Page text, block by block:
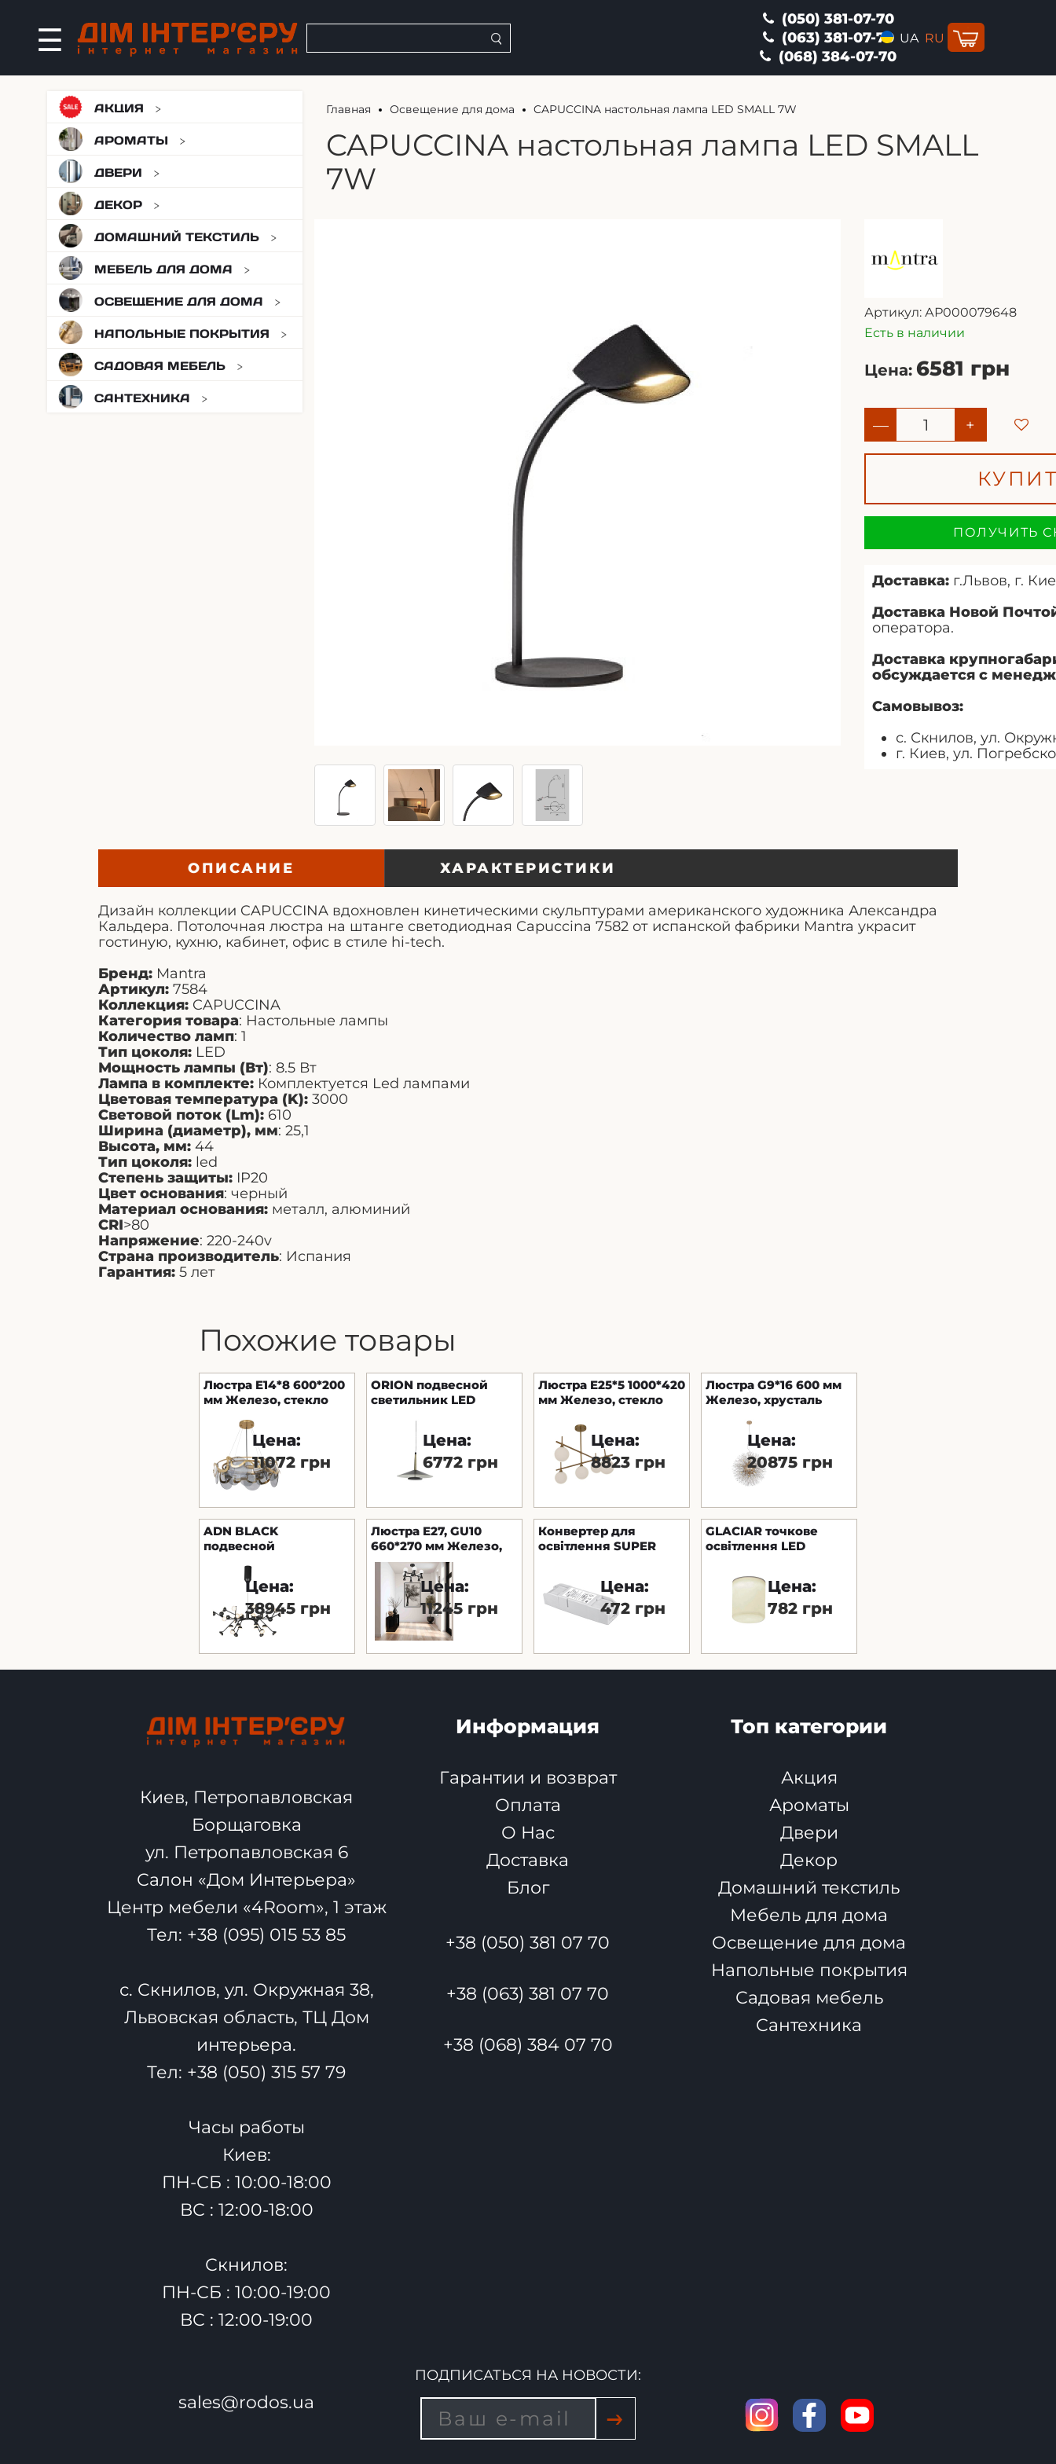
(050) 381-07-70
(063) 381-07-70
(068) 384-07-70
UA RU
АКЦИЯ
АРОМАТЫ
ДВЕРИ
ДЕКОР
ДОМАШНИЙ ТЕКСТИЛЬ
МЕБЕЛЬ ДЛЯ ДОМА
ОСВЕЩЕНИЕ ДЛЯ ДОМА
НАПОЛЬНЫЕ ПОКРЫТИЯ
САДОВАЯ МЕБЕЛЬ
САНТЕХНИКА
Главная Освещение для дома CAPUCCINA настольная лампа LED SMALL 7W
CAPUCCINA настольная лампа LED SMALL
7W
Артикул: АР000079648
Есть в наличии
Цена: 6581 грн
— +
ПОЛУЧИТЬ
Доставка: г.Львов, г.
Доставка Новой
оператора.
Доставка
обсуждается с
Самовывоз:
с. Скнилов, ул.
г. Киев, ул.
ОПИСАНИЕ ХАРАКТЕРИСТИКИ
Дизайн коллекции CAPUCCINA вдохновлен кинетическими скульптурами американского художника Александра
Кальдера. Потолочная люстра на штанге светодиодная Capuccina 7582 от испанской фабрики Mantra украсит
гостиную, кухню, кабинет, офис в стиле hi-tech.
Бренд: Mantra
Артикул: 7584
Коллекция: CAPUCCINA
Категория товара: Настольные лампы
Количество ламп: 1
Тип цоколя: LED
Мощность лампы (Вт): 8.5 Вт
Лампа в комплекте: Комплектуется Led лампами
Цветовая температура (K): 3000
Световой поток (Lm): 610
Ширина (диаметр), мм: 25,1
Высота, мм: 44
Тип цоколя: led
Степень защиты: IP20
Цвет основания: черный
Материал основания: металл, алюминий
CRI>80
Напряжение: 220-240v
Страна производитель: Испания
Гарантия: 5 лет
Похожие товары
Люстра E14*8 600*200
мм Железо, стекло
Цена:
11072 грн
ORION подвесной
светильник LED
Цена:
6772 грн
Люстра E25*5 1000*420
мм Железо, стекло
Цена:
8823 грн
Люстра G9*16 600 мм
Железо, хрусталь
Цена:
20875 грн
ADN BLACK
подвесной
Цена:
38945 грн
Люстра E27, GU10
660*270 мм Железо,
стекло Черный Astro
Цена:
11245 грн
Конвертер для
освітлення SUPER
Цена:
472 грн
GLACIAR точкове
освітлення LED
IP44
Цена:
782 грн
Киев, Петропавловская
Борщаговка
ул. Петропавловская 6
Салон «Дом Интерьера»
Центр мебели «4Room», 1 этаж
Тел: +38 (095) 015 53 85
с. Скнилов, ул. Окружная 38,
Львовская область, ТЦ Дом
интерьера.
Тел: +38 (050) 315 57 79
Часы работы
Киев:
ПН-СБ : 10:00-18:00
ВС : 12:00-18:00
Скнилов:
ПН-СБ : 10:00-19:00
ВС : 12:00-19:00
sales@rodos.ua
Информация
Гарантии и возврат
Оплата
О Нас
Доставка
Блог
+38 (050) 381 07 70
+38 (063) 381 07 70
+38 (068) 384 07 70
ПОДПИСАТЬСЯ НА НОВОСТИ:
→
Топ категории
Акция
Ароматы
Двери
Декор
Домашний текстиль
Мебель для дома
Освещение для дома
Напольные покрытия
Садовая мебель
Сантехника